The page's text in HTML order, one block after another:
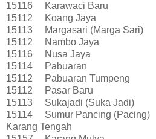
15116
Karawaci Baru
15112
Koang Jaya
15113
Margasari (Marga Sari)
15112
Nambo Jaya
15116
Nusa Jaya
15114
Pabuaran
15112
Pabuaran Tumpeng
15112
Pasar Baru
15113
Sukajadi (Suka Jadi)
15114
Sumur Pancing (Pacing)
Karang Tengah